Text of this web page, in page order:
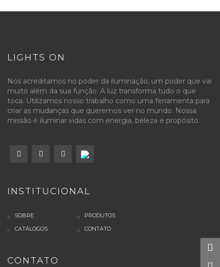
LIGHTS ON
Nós acreditamos no poder da iluminação, um poder que vai
muito além da sua função. A luz transforma tudo o que
toca. Utilizamos nosso trabalho como uma ferramenta para
criar as mudanças que queremos ver no mundo. Nossa
missão é iluminar vidas com energia, beleza e propósito.
INSTITUCIONAL
SOBRE
PRODUTOS
CATÁLOGOS
CONTATO
CONTATO